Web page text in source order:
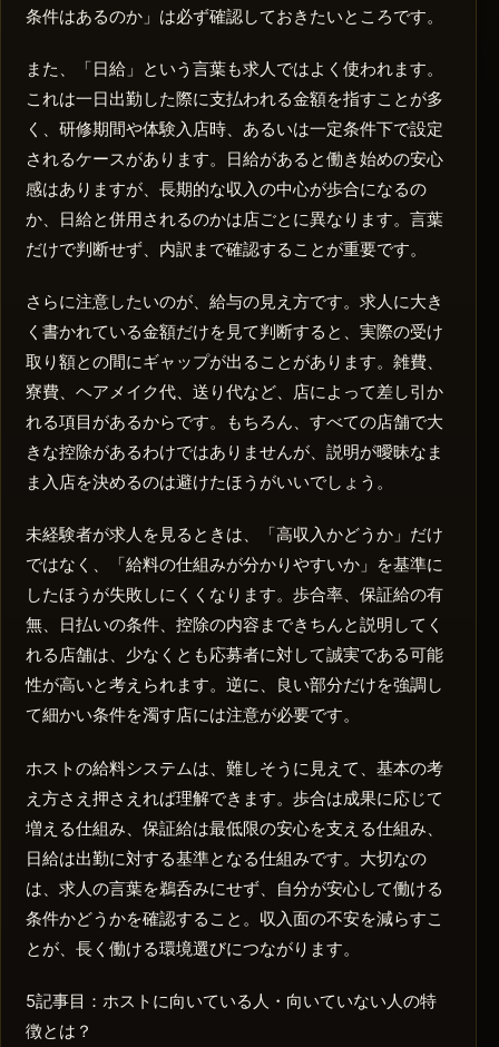
条件はあるのか」は必ず確認しておきたいところです。
また、「日給」という言葉も求人ではよく使われます。
これは一日出勤した際に支払われる金額を指すことが多
く、研修期間や体験入店時、あるいは一定条件下で設定
されるケースがあります。日給があると働き始めの安心
感はありますが、長期的な収入の中心が歩合になるの
か、日給と併用されるのかは店ごとに異なります。言葉
だけで判断せず、内訳まで確認することが重要です。
さらに注意したいのが、給与の見え方です。求人に大き
く書かれている金額だけを見て判断すると、実際の受け
取り額との間にギャップが出ることがあります。雑費、
寮費、ヘアメイク代、送り代など、店によって差し引か
れる項目があるからです。もちろん、すべての店舗で大
きな控除があるわけではありませんが、説明が曖昧なま
ま入店を決めるのは避けたほうがいいでしょう。
未経験者が求人を見るときは、「高収入かどうか」だけ
ではなく、「給料の仕組みが分かりやすいか」を基準に
したほうが失敗しにくくなります。歩合率、保証給の有
無、日払いの条件、控除の内容まできちんと説明してく
れる店舗は、少なくとも応募者に対して誠実である可能
性が高いと考えられます。逆に、良い部分だけを強調し
て細かい条件を濁す店には注意が必要です。
ホストの給料システムは、難しそうに見えて、基本の考
え方さえ押さえれば理解できます。歩合は成果に応じて
増える仕組み、保証給は最低限の安心を支える仕組み、
日給は出勤に対する基準となる仕組みです。大切なの
は、求人の言葉を鵜呑みにせず、自分が安心して働ける
条件かどうかを確認すること。収入面の不安を減らすこ
とが、長く働ける環境選びにつながります。
5記事目：ホストに向いている人・向いていない人の特
徴とは？